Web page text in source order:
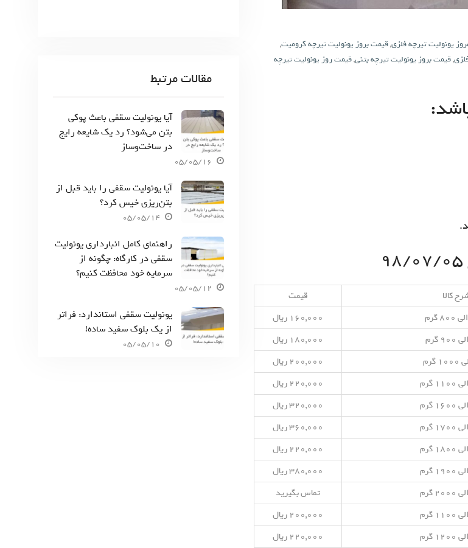
یونولیت تیرچه فلزی,قیمت بروز یونولیت تیرچه کرومیت,
,قیمت بروز یونولیت تیرچه بتنی,قیمت روز یونولیت تیرچه
کالا
قیمت
۱۶۰,۰۰۰ ریال
۱۸۰,۰۰۰ ریال
۲۰۰,۰۰۰ ریال
۲۲۰,۰۰۰ ریال
۳۲۰,۰۰۰ ریال
۳۶۰,۰۰۰ ریال
۲۲۰,۰۰۰ ریال
۳۸۰,۰۰۰ ریال
تماس بگیرید
۲۰۰,۰۰۰ ریال
۲۲۰,۰۰۰ ریال
مقالات مرتبط
آیا یونولیت سقفی باعث پوکی
بتن می‌شود؟ رد یک شایعه رایج
در ساخت‌وساز
05/05/16
آیا یونولیت سقفی را باید قبل از
بتن‌ریزی خیس کرد؟
05/05/14
راهنمای کامل انبارداری یونولیت
سقفی در کارگاه: چگونه از
سرمایه خود محافظت کنیم؟
05/05/12
یونولیت سقفی استاندارد: فراتر
از یک بلوک سفید ساده!
05/05/10